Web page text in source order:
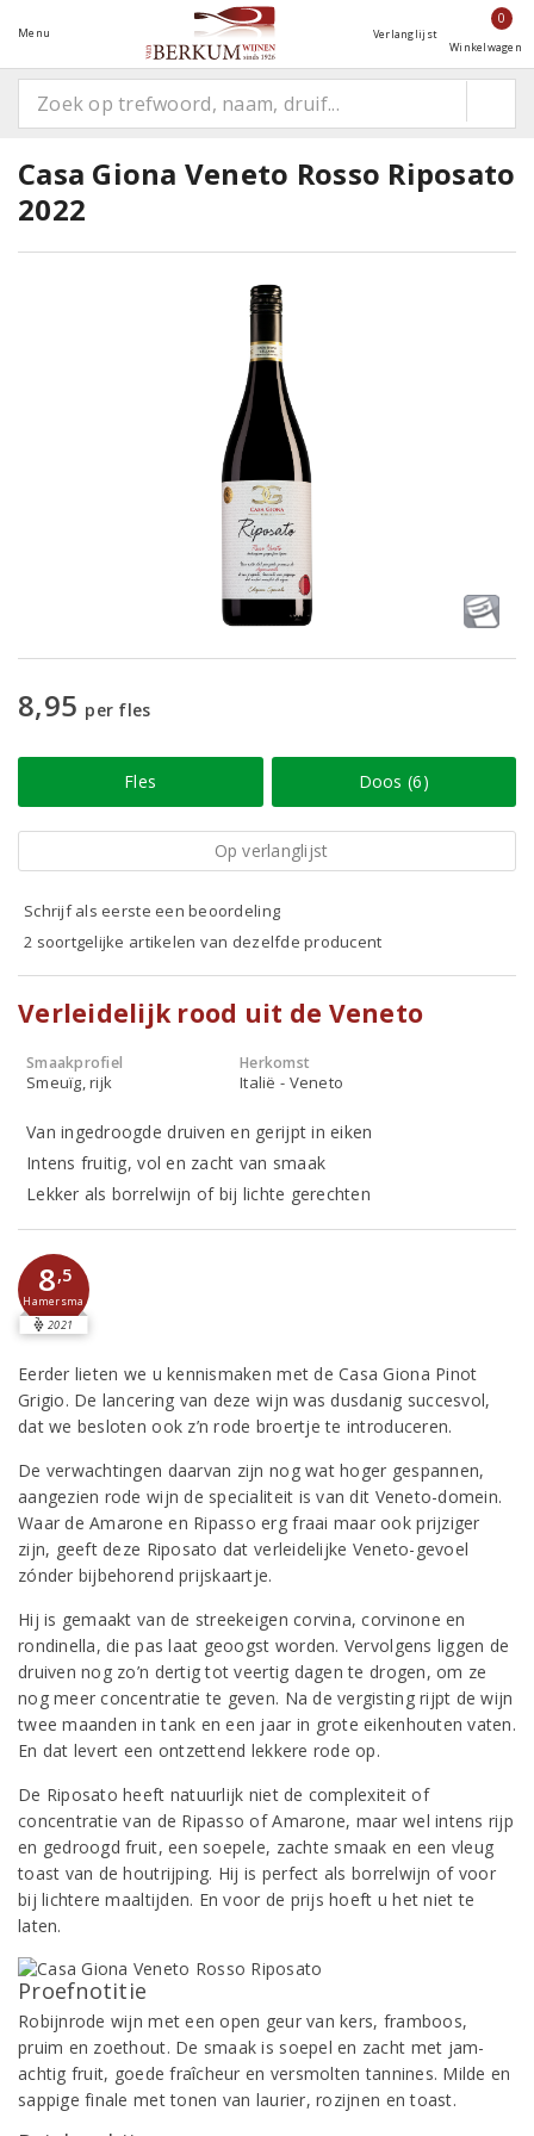
Menu Verlanglijst
0
Winkelwagen
Casa Giona Veneto Rosso Riposato
2022
8,95 per fles
Fles Doos (6)
Op verlanglijst
Schrijf als eerste een beoordeling
2 soortgelijke artikelen van dezelfde producent
Verleidelijk rood uit de Veneto
Smaakprofiel
Smeuïg, rijk
Herkomst
Italië - Veneto
Van ingedroogde druiven en gerijpt in eiken
Intens fruitig, vol en zacht van smaak
Lekker als borrelwijn of bij lichte gerechten
8,5
Hamersma
2021
Eerder lieten we u kennismaken met de Casa Giona Pinot
Grigio. De lancering van deze wijn was dusdanig succesvol,
dat we besloten ook z’n rode broertje te introduceren.
De verwachtingen daarvan zijn nog wat hoger gespannen,
aangezien rode wijn de specialiteit is van dit Veneto-domein.
Waar de Amarone en Ripasso erg fraai maar ook prijziger
zijn, geeft deze Riposato dat verleidelijke Veneto-gevoel
zónder bijbehorend prijskaartje.
Hij is gemaakt van de streekeigen corvina, corvinone en
rondinella, die pas laat geoogst worden. Vervolgens liggen de
druiven nog zo’n dertig tot veertig dagen te drogen, om ze
nog meer concentratie te geven. Na de vergisting rijpt de wijn
twee maanden in tank en een jaar in grote eikenhouten vaten.
En dat levert een ontzettend lekkere rode op.
De Riposato heeft natuurlijk niet de complexiteit of
concentratie van de Ripasso of Amarone, maar wel intens rijp
en gedroogd fruit, een soepele, zachte smaak en een vleug
toast van de houtrijping. Hij is perfect als borrelwijn of voor
bij lichtere maaltijden. En voor de prijs hoeft u het niet te
laten.
Proefnotitie
Robijnrode wijn met een open geur van kers, framboos,
pruim en zoethout. De smaak is soepel en zacht met jam-
achtig fruit, goede fraîcheur en versmolten tannines. Milde en
sappige finale met tonen van laurier, rozijnen en toast.